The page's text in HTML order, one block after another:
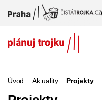
Přeskočit na hlavní obsah
Úvod Aktuality Projekty